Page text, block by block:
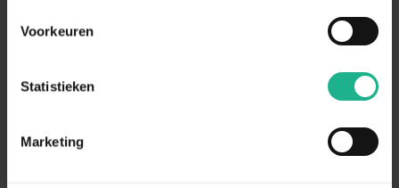
Voorkeuren
Statistieken
Marketing
De Bergenia, of de Schoenlappersplant, heeft grote, groene